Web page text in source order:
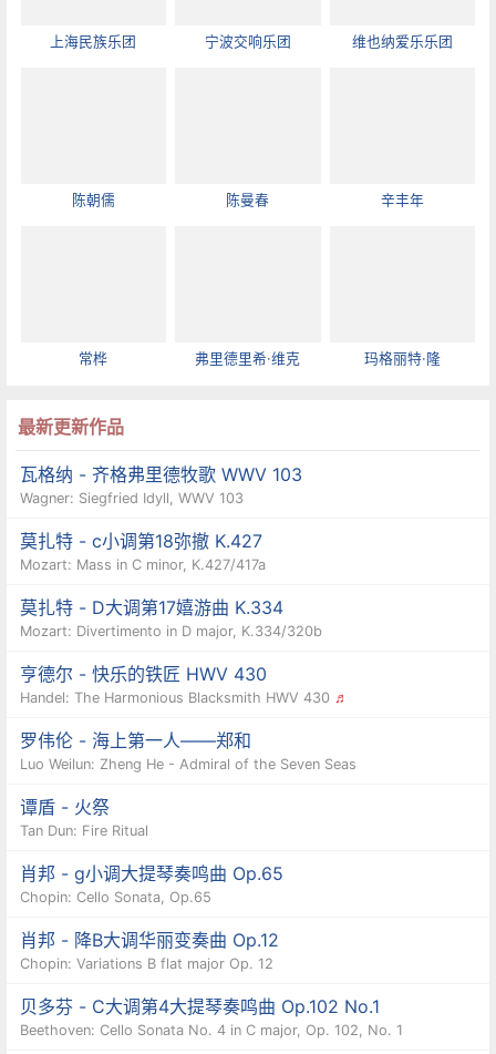
上海民族乐团 宁波交响乐团 维也纳爱乐乐团
陈朝儒 陈曼春 辛丰年
常桦 弗里德里希·维克 玛格丽特·隆
最新更新作品
瓦格纳 - 齐格弗里德牧歌 WWV 103
Wagner: Siegfried Idyll, WWV 103
莫扎特 - c小调第18弥撤 K.427
Mozart: Mass in C minor, K.427/417a
莫扎特 - D大调第17嬉游曲 K.334
Mozart: Divertimento in D major, K.334/320b
亨德尔 - 快乐的铁匠 HWV 430
Handel: The Harmonious Blacksmith HWV 430 ♬
罗伟伦 - 海上第一人——郑和
Luo Weilun: Zheng He - Admiral of the Seven Seas
谭盾 - 火祭
Tan Dun: Fire Ritual
肖邦 - g小调大提琴奏鸣曲 Op.65
Chopin: Cello Sonata, Op.65
肖邦 - 降B大调华丽变奏曲 Op.12
Chopin: Variations B flat major Op. 12
贝多芬 - C大调第4大提琴奏鸣曲 Op.102 No.1
Beethoven: Cello Sonata No. 4 in C major, Op. 102, No. 1